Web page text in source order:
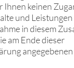
Ihnen keinen
und
in diesem
am Ende dieser
angegebenen